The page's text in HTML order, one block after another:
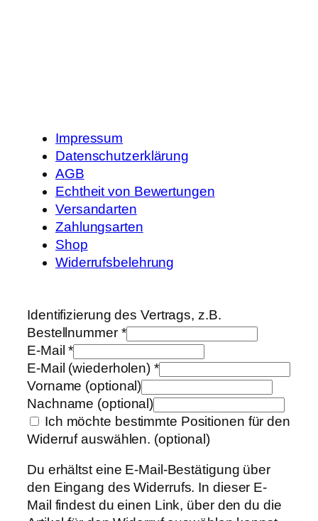
Impressum
Datenschutzerklärung
AGB
Echtheit von Bewertungen
Versandarten
Zahlungsarten
Shop
Widerrufsbelehrung
Identifizierung des Vertrags, z.B.
Bestellnummer *
E-Mail*
E-Mail (wiederholen) *
Vorname (optional)
Nachname (optional)
Ich möchte bestimmte Positionen für den
Widerruf auswählen. (optional)
Du erhältst eine E-Mail-Bestätigung über
den Eingang des Widerrufs. In dieser E-
Mail findest du einen Link, über den du die